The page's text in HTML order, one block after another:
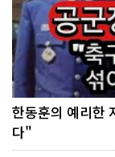
한동훈의 예리한
다"